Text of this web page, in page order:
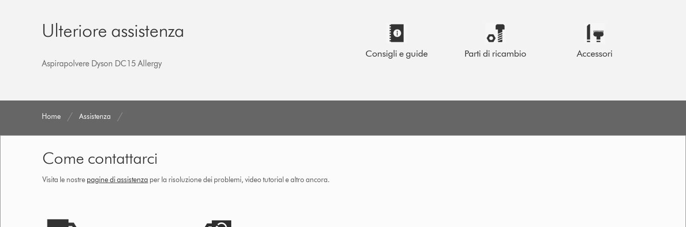
Ulteriore assistenza
Aspirapolvere Dyson DC15 Allergy
Consigli e guide Parti di ricambio Accessori
Home Assistenza
Come contattarci
Visita le nostre pagine di assistenza per la risoluzione dei problemi, video tutorial e altro ancora.